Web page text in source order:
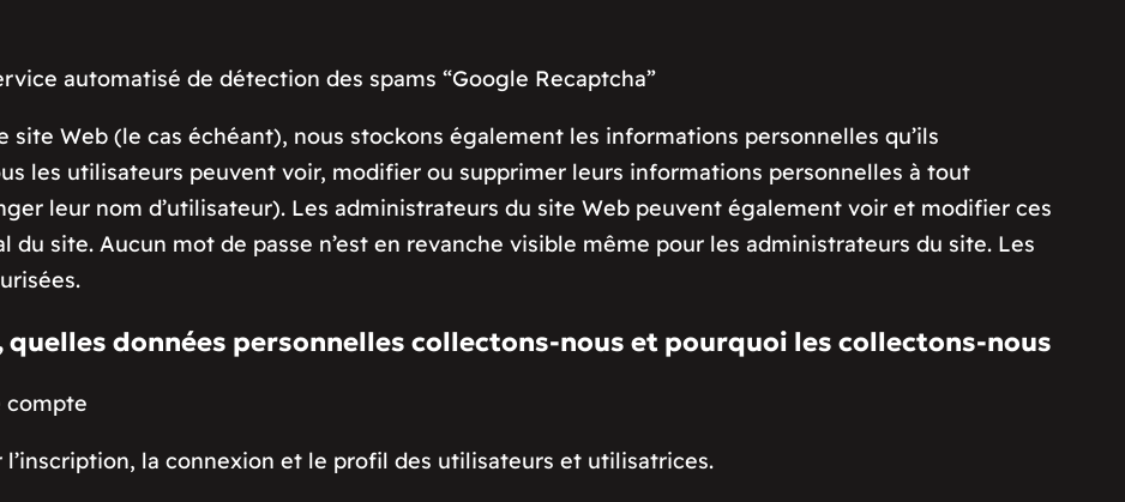
automatisé de détection des spams “Google Recaptcha”
site Web (le cas échéant), nous stockons également les informations personnelles qu’ils
les utilisateurs peuvent voir, modifier ou supprimer leurs informations personnelles à tout
leur nom d’utilisateur). Les administrateurs du site Web peuvent également voir et modifier ces
site. Aucun mot de passe n’est en revanche visible même pour les administrateurs du site. Les
données personnelles collectons-nous et pourquoi les collectons-nous
compte
la connexion et le profil des utilisateurs et utilisatrices.